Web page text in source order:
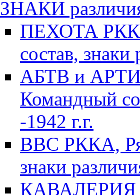
ЗНАКИ
ПЕХОТА
состав, знаки
АБТВ и
Командный
-1942 г.г.
ВВС РККА,
знаки
КАВАЛЕРИЯ